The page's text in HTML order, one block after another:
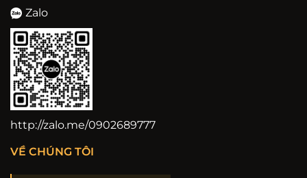
Zalo
http://zalo.me/0902689777
VỀ CHÚNG TÔI